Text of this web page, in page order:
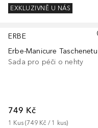
EXKLUZIVNĚ U NÁS
ERBE
Sada pro péči o nehty
749 Kč
1 Kus (749 Kč / 1 kus)